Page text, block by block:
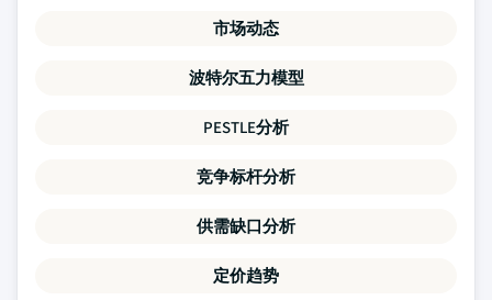
市场动态
波特尔五力模型
PESTLE分析
竞争标杆分析
供需缺口分析
定价趋势